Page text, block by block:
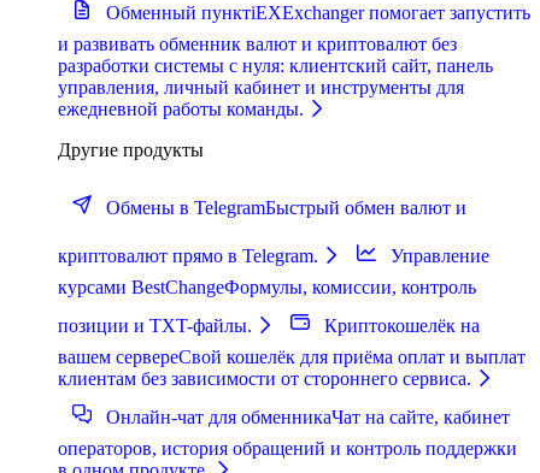
Обменный пунктiEXExchanger помогает запустить
и развивать обменник валют и криптовалют без
разработки системы с нуля: клиентский сайт, панель
управления, личный кабинет и инструменты для
ежедневной работы команды.
Другие продукты
Обмены в TelegramБыстрый обмен валют и
криптовалют прямо в Telegram.
Управление
курсами BestChangeФормулы, комиссии, контроль
позиции и TXT-файлы.
Криптокошелёк на
вашем сервереСвой кошелёк для приёма оплат и выплат
клиентам без зависимости от стороннего сервиса.
Онлайн-чат для обменникаЧат на сайте, кабинет
операторов, история обращений и контроль поддержки